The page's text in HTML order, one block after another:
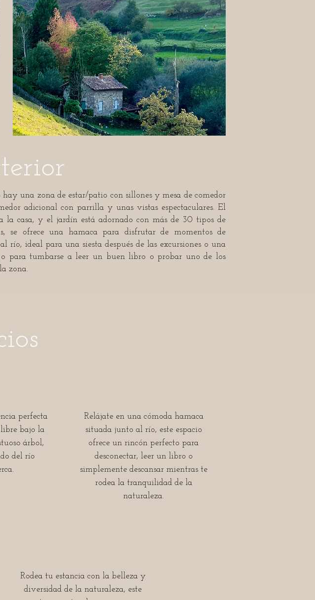
una zona de estar/patio con sillones y mesa de comedor
adicional con parrilla y unas vistas espectaculares. El
casa, y el jardín está adornado con más de 30 tipos de
se ofrece una hamaca para disfrutar de momentos de
río, ideal para una siesta después de las excursiones o una
o para tumbarse a leer un buen libro o probar uno de los
zona.
perfecta
bajo la
árbol,
del río
Relájate en una cómoda hamaca
situada junto al río, este espacio
ofrece un rincón perfecto para
desconectar, leer un libro o
simplemente descansar mientras te
rodea la tranquilidad de la
naturaleza.
Rodea tu estancia con la belleza y
diversidad de la naturaleza, este